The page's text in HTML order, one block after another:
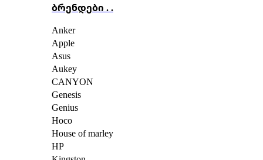
ბრენდები . .
Anker
Apple
Asus
Aukey
CANYON
Genesis
Genius
Hoco
House of marley
HP